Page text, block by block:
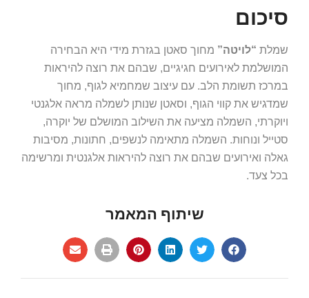
סיכום
שמלת “לויטה” מחוך סאטן בגזרת מידי היא הבחירה
המושלמת לאירועים חגיגיים, שבהם את רוצה להיראות
במרכז תשומת הלב. עם עיצוב שמחמיא לגוף, מחוך
שמדגיש את קווי הגוף, וסאטן שנותן לשמלה מראה אלגנטי
ויוקרתי, השמלה מציעה את השילוב המושלם של יוקרה,
סטייל ונוחות. השמלה מתאימה לנשפים, חתונות, מסיבות
גאלה ואירועים שבהם את רוצה להיראות אלגנטית ומרשימה
בכל צעד.
שיתוף המאמר